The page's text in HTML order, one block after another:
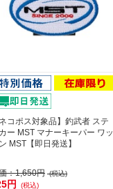
ネコポス対象品】釣武者 ステ
ー MST マナーキーパー ワッ
MST【即日発送】
：1,650円 (税込)
円 (税込)